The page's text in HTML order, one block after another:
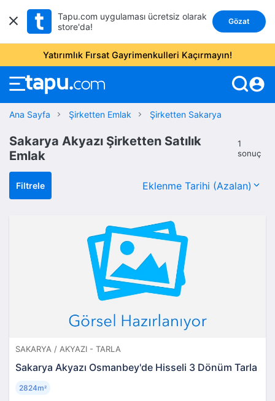
Tapu.com uygulaması ücretsiz olarak
store'da!
Gözat
Yatırımlık Fırsat Gayrimenkulleri Kaçırmayın!
account_circle
Ana Sayfa Şirketten Emlak Şirketten Sakarya
Sakarya Akyazı Şirketten Satılık
Emlak
1
sonuç
Filtrele
SAKARYA / AKYAZI - TARLA
Sakarya Akyazı Osmanbey'de Hisseli 3 Dönüm Tarla
2824m²